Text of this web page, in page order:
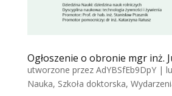
Ogłoszenie o obronie mgr inż.
utworzone przez AdYBSfEb9DpY|
Nauka, Szkoła doktorska,